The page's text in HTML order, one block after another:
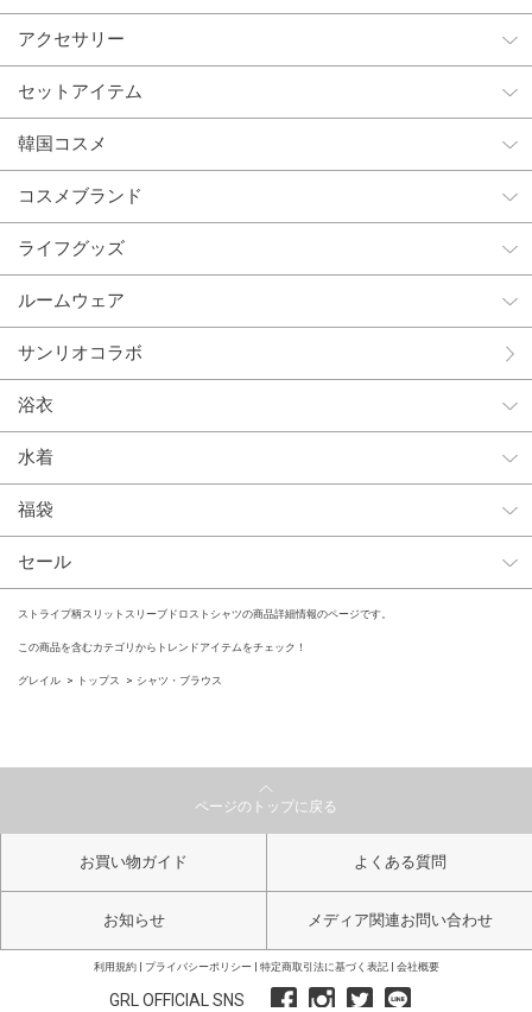
アクセサリー
セットアイテム
韓国コスメ
コスメブランド
ライフグッズ
ルームウェア
サンリオコラボ
浴衣
水着
福袋
セール
ストライプ柄スリットスリーブドロストシャツの商品詳細情報のページです。
この商品を含むカテゴリからトレンドアイテムをチェック！
グレイル トップス シャツ・ブラウス
ページのトップに戻る
お買い物ガイド よくある質問
お知らせ メディア関連お問い合わせ
利用規約 プライバシーポリシー 特定商取引法に基づく表記 会社概要
GRL OFFICIAL SNS